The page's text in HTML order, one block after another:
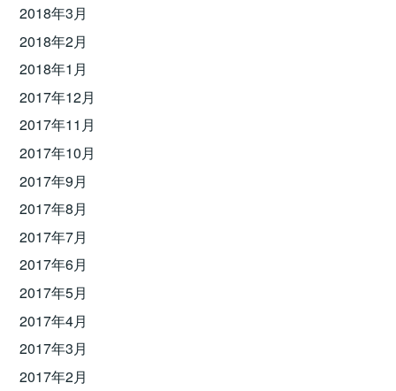
2018年3月
2018年2月
2018年1月
2017年12月
2017年11月
2017年10月
2017年9月
2017年8月
2017年7月
2017年6月
2017年5月
2017年4月
2017年3月
2017年2月